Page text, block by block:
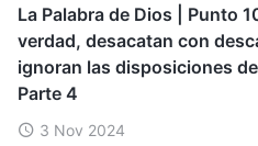
La Palabra de Dios | Punto
verdad, desacatan con
ignoran las disposiciones
Parte 4
3 Nov 2024